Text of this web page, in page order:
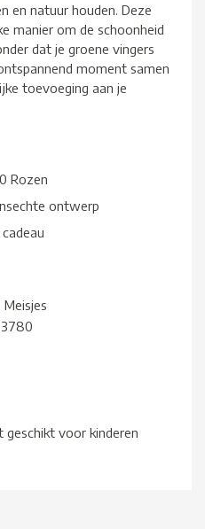
en natuur houden. Deze
manier om de schoonheid
dat je groene vingers
moment samen
toevoeging aan je
Rozen
ontwerp
Meisjes
geschikt voor kinderen